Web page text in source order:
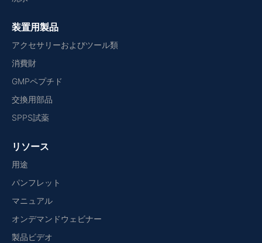
装置用製品
アクセサリーおよびツール類
消費財
GMPペプチド
交換用部品
SPPS試薬
リソース
用途
パンフレット
マニュアル
オンデマンドウェビナー
製品ビデオ